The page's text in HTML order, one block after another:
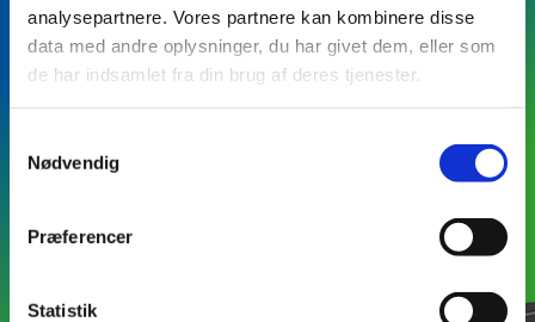
analysepartnere. Vores partnere kan kombinere disse
data med andre oplysninger, du har givet dem, eller som
de har indsamlet fra din brug af deres tjenester.
Nødvendig
Præferencer
Statistik
Hold dig opdateret om GF1 på Tradium Business Randers
Facebook